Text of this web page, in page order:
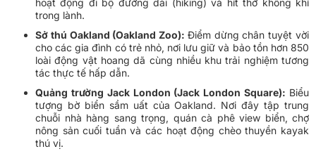
hoạt động đi bộ đường dài (hiking) và hít thở không khí
trong lành.
Sở thú Oakland (Oakland Zoo): Điểm dừng chân tuyệt vời
cho các gia đình có trẻ nhỏ, nơi lưu giữ và bảo tồn hơn 850
loài động vật hoang dã cùng nhiều khu trải nghiệm tương
tác thực tế hấp dẫn.
Quảng trường Jack London (Jack London Square): Biểu
tượng bờ biển sầm uất của Oakland. Nơi đây tập trung
chuỗi nhà hàng sang trọng, quán cà phê view biển, chợ
nông sản cuối tuần và các hoạt động chèo thuyền kayak
thú vị.